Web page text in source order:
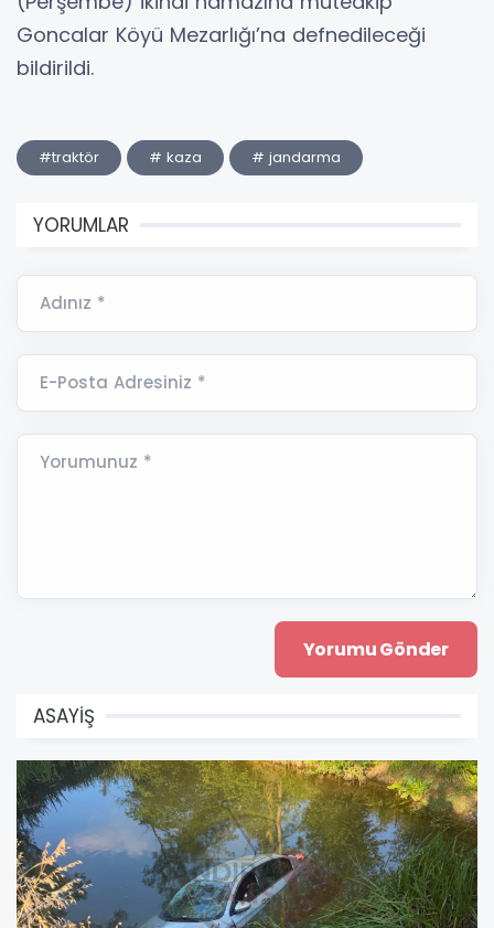
Goncalar Köyü Mezarlığı’na defnedileceği
bildirildi.
#traktör # kaza # jandarma
YORUMLAR
Adınız *
E-Posta Adresiniz *
Yorumunuz *
ASAYİŞ